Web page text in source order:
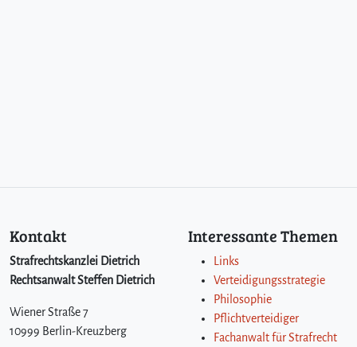
Kontakt
Strafrechtskanzlei Dietrich
Rechtsanwalt Steffen Dietrich
Wiener Straße 7
10999 Berlin-Kreuzberg
Interessante Themen
Links
Verteidigungsstrategie
Philosophie
Pflichtverteidiger
Fachanwalt für Strafrecht